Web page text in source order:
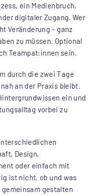
ein Medienbruch,
digitaler Zugang. Wer
Veränderung – ganz
zu müssen. Optional
Teampat:innen sein.
durch die zwei Tage
an der Praxis bleibt.
ein und
vorbei zu
Design,
oder einfach mit
ist nicht, ob und was
gestalten